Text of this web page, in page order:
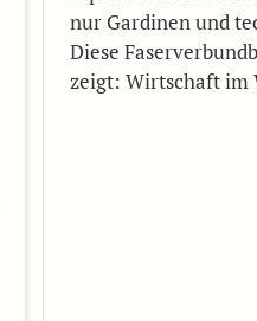
nur Gardinen und
Diese
zeigt: Wirtschaft im